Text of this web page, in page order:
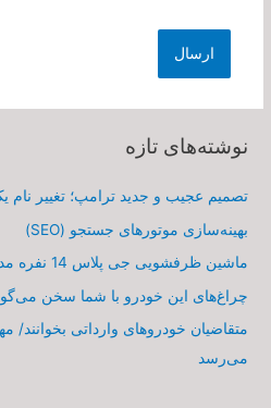
نوشته‌های تازه
تصمیم عجیب و جدید ترامپ؛ تغییر نام
بهینه‌سازی موتورهای جستجو (SEO)
ماشین ظرفشویی جی پلاس 14 نفره مدل GDW-N4663
چراغ‌های این خودرو با شما سخن
متقاضیان خودروهای وارداتی بخوانند/
می‌رسد